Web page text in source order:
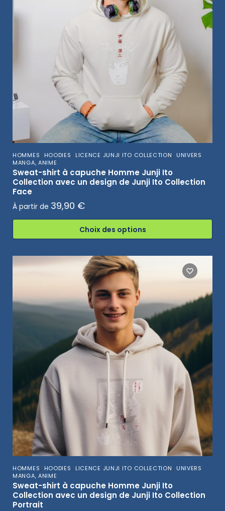
HOMMES, HOODIES, LICENCE JUNJI ITO COLLECTION, UNIVERS
MANGA, ANIME
Sweat-shirt à capuche Homme Junji Ito
Collection avec un design de Junji Ito Collection
Face
À partir de 39,90 €
Choix des options
HOMMES, HOODIES, LICENCE JUNJI ITO COLLECTION, UNIVERS
MANGA, ANIME
Sweat-shirt à capuche Homme Junji Ito
Collection avec un design de Junji Ito Collection
Portrait